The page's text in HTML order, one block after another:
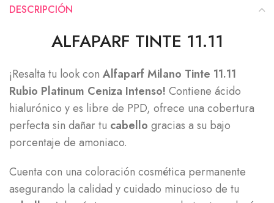
DESCRIPCIÓN
ALFAPARF TINTE 11.11
¡Resalta tu look con Alfaparf Milano Tinte 11.11
Rubio Platinum Ceniza Intenso! Contiene ácido
hialurónico y es libre de PPD, ofrece una cobertura
perfecta sin dañar tu cabello gracias a su bajo
porcentaje de amoniaco.
Cuenta con una coloración cosmética permanente
asegurando la calidad y cuidado minucioso de tu